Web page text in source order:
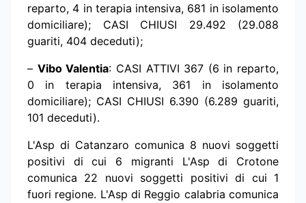
reparto, 4 in terapia intensiva, 681 in isolamento
domiciliare); CASI CHIUSI 29.492 (29.088
guariti, 404 deceduti);
– Vibo Valentia: CASI ATTIVI 367 (6 in reparto,
0 in terapia intensiva, 361 in isolamento
domiciliare); CASI CHIUSI 6.390 (6.289 guariti,
101 deceduti).
L'Asp di Catanzaro comunica 8 nuovi soggetti
positivi di cui 6 migranti L'Asp di Crotone
comunica 22 nuovi soggetti positivi di cui 1
fuori regione. L'Asp di Reggio calabria comunica